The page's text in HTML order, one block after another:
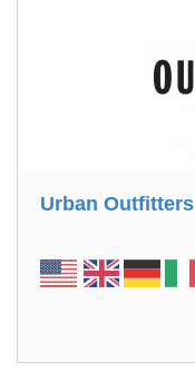
Urban Outfitters